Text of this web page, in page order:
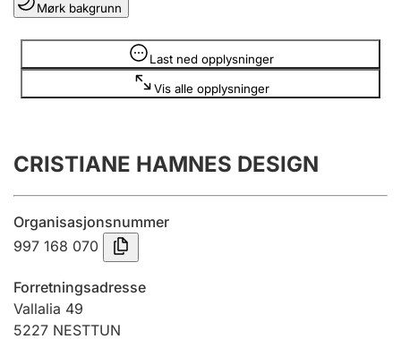
Lag og forening
Registrere, endre, slette
Årsregnskap
Innsending og forsinkelsesgebyr
Tinglysing
Jeger
Mørk bakgrunn
Last ned opplysninger
Vis alle opplysninger
Opplysninger er skjult
CRISTIANE HAMNES DESIGN
Organisasjonsnummer
997 168 070
Forretningsadresse
Vallalia 49
5227 NESTTUN